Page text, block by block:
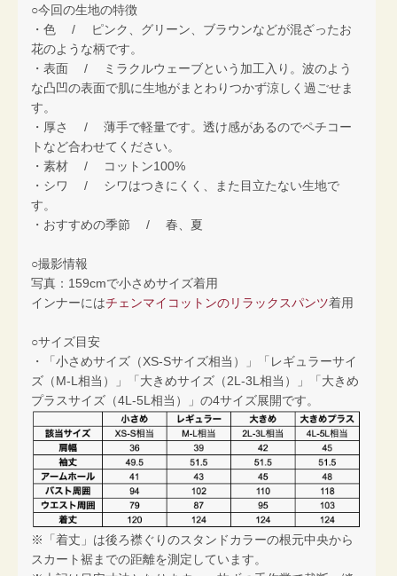
○今回の生地の特徴
・色 / ピンク、グリーン、ブラウンなどが混ざったお
花のような柄です。
・表面 / ミラクルウェーブという加工入り。波のよう
な凸凹の表面で肌に生地がまとわりつかず涼しく過ごせま
す。
・厚さ / 薄手で軽量です。透け感があるのでペチコー
トなど合わせてください。
・素材 / コットン100%
・シワ / シワはつきにくく、また目立たない生地で
す。
・おすすめの季節 / 春、夏
○撮影情報
写真：159cmで小さめサイズ着用
インナーにはチェンマイコットンのリラックスパンツ着用
○サイズ目安
・「小さめサイズ（XS-Sサイズ相当）」「レギュラーサイ
ズ（M-L相当）」「大きめサイズ（2L-3L相当）」「大きめ
プラスサイズ（4L-5L相当）」の4サイズ展開です。
※「着丈」は後ろ襟ぐりのスタンドカラーの根元中央から
スカート裾までの距離を測定しています。